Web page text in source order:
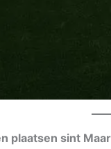
plaatsen sint